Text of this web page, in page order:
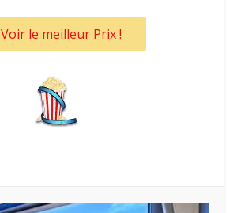
Voir le meilleur Prix !